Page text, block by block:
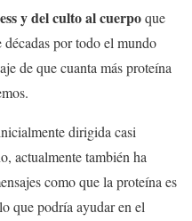
y del culto al cuerpoque
décadas por todo el mundo
de que cuanta más proteína
dirigida casi
actualmente también ha
como que la proteína es
que podría ayudar en el